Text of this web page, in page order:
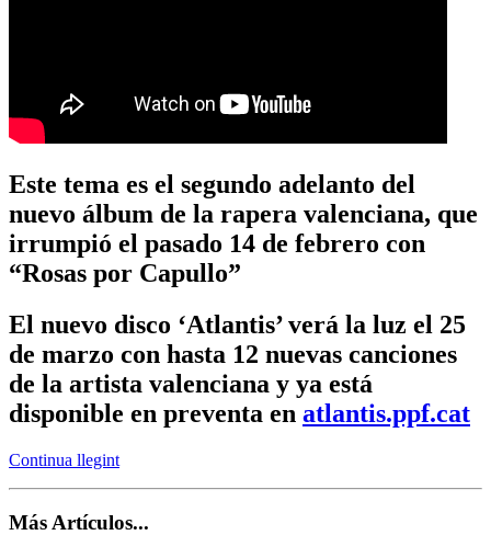
Este tema es el segundo adelanto del
nuevo álbum de la rapera valenciana, que
irrumpió el pasado 14 de febrero con
“Rosas por Capullo”
El nuevo disco ‘Atlantis’ verá la luz el 25
de marzo con hasta 12 nuevas canciones
de la artista valenciana y ya está
disponible en preventa en atlantis.ppf.cat
Continua llegint
Más Artículos...